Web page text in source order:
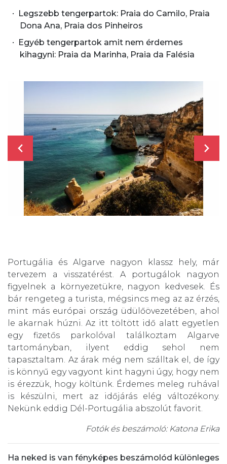
Legszebb tengerpartok: Praia do Camilo, Praia
Dona Ana, Praia dos Pinheiros
Egyéb tengerpartok amit nem érdemes
kihagyni: Praia da Marinha, Praia da Falésia
Portugália és Algarve nagyon klassz hely, már
tervezem a visszatérést. A portugálok nagyon
figyelnek a környezetükre, nagyon kedvesek. És
bár rengeteg a turista, mégsincs meg az az érzés,
mint más európai ország üdülőövezetében, ahol
le akarnak húzni. Az itt töltött idő alatt egyetlen
egy fizetős parkolóval találkoztam Algarve
tartományban, ilyent eddig sehol nem
tapasztaltam. Az árak még nem szálltak el, de így
is könnyű egy vagyont kint hagyni úgy, hogy nem
is érezzük, hogy költünk. Érdemes meleg ruhával
is készülni, mert az időjárás elég változékony.
Nekünk eddig Dél-Portugália abszolút favorit.
Fotók és beszámoló: Katona Erika
Ha neked is van fényképes beszámolód különleges